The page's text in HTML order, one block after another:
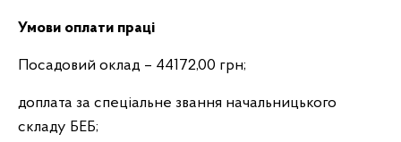
Умови оплати праці
Посадовий оклад – 44172,00 грн;
доплата за спеціальне звання начальницького
складу БЕБ;